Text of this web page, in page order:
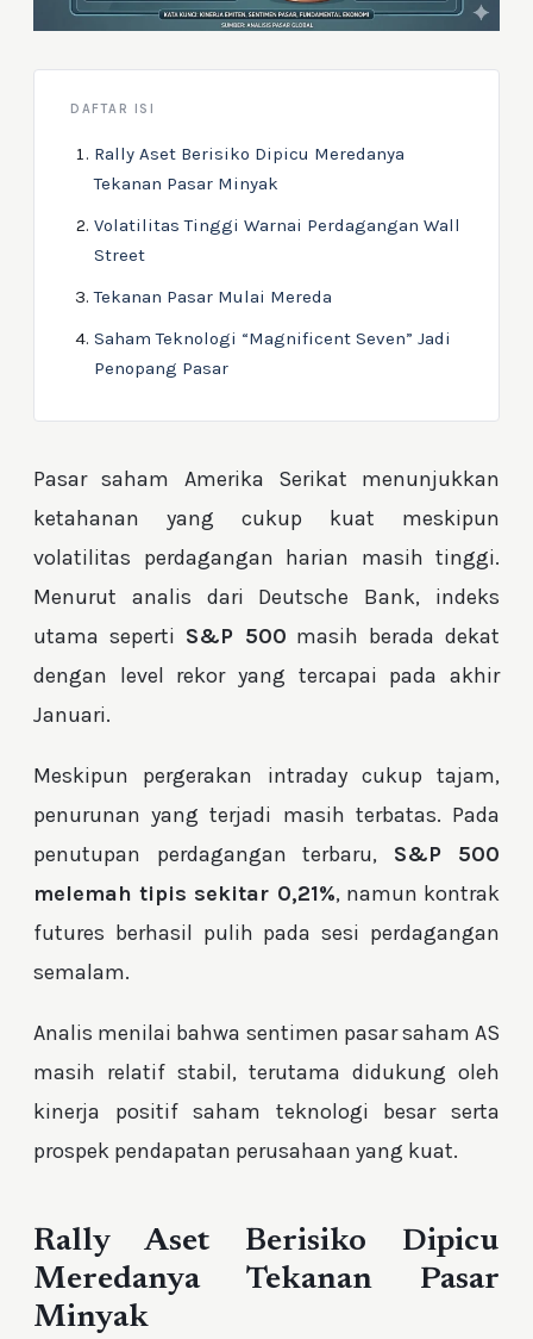
DAFTAR ISI
Rally Aset Berisiko Dipicu Meredanya
Tekanan Pasar Minyak
Volatilitas Tinggi Warnai Perdagangan Wall
Street
Tekanan Pasar Mulai Mereda
Saham Teknologi “Magnificent Seven” Jadi
Penopang Pasar
Pasar saham Amerika Serikat menunjukkan
ketahanan yang cukup kuat meskipun
volatilitas perdagangan harian masih tinggi.
Menurut analis dari Deutsche Bank, indeks
utama seperti S&P 500 masih berada dekat
dengan level rekor yang tercapai pada akhir
Januari.
Meskipun pergerakan intraday cukup tajam,
penurunan yang terjadi masih terbatas. Pada
penutupan perdagangan terbaru, S&P 500
melemah tipis sekitar 0,21%, namun kontrak
futures berhasil pulih pada sesi perdagangan
semalam.
Analis menilai bahwa sentimen pasar saham AS
masih relatif stabil, terutama didukung oleh
kinerja positif saham teknologi besar serta
prospek pendapatan perusahaan yang kuat.
Rally Aset Berisiko Dipicu
Meredanya Tekanan Pasar
Minyak